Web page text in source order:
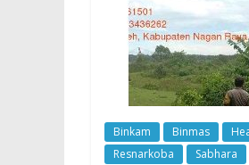
Binkam Binmas
Resnarkoba
Sabhara